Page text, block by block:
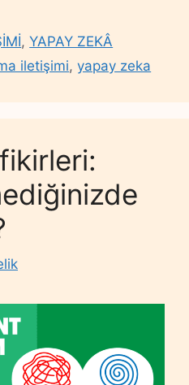
,YAPAY ZEKÂ
iletişimi,yapay zeka